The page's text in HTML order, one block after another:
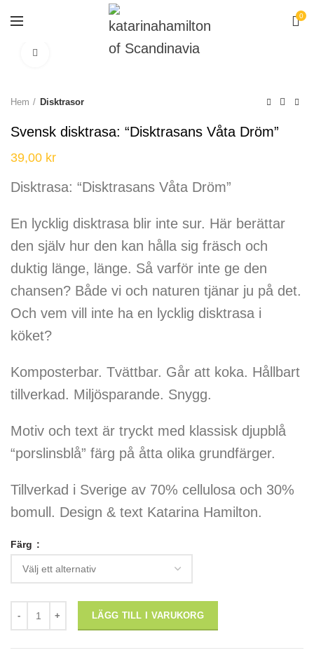
0
Click to enlarge
Hem Disktrasor
Svensk disktrasa: “Disktrasans Våta Dröm”
39,00 kr
Disktrasa: “Disktrasans Våta Dröm”
En lycklig disktrasa blir inte sur. Här berättar
den själv hur den kan hålla sig fräsch och
duktig länge, länge. Så varför inte ge den
chansen? Både vi och naturen tjänar ju på det.
Och vem vill inte ha en lycklig disktrasa i
köket?
Komposterbar. Tvättbar. Går att koka. Hållbart
tillverkad. Miljösparande. Snygg.
Motiv och text är tryckt med klassisk djupblå
“porslinsblå” färg på åtta olika grundfärger.
Tillverkad i Sverige av 70% cellulosa och 30%
bomull. Design & text Katarina Hamilton.
Färg
Svensk disktrasa: "Disktrasans Våta Dröm" mängd
LÄGG TILL I VARUKORG